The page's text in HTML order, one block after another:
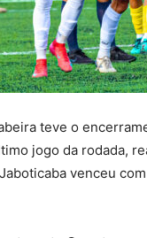
teve o
jogo da rodada,
venceu